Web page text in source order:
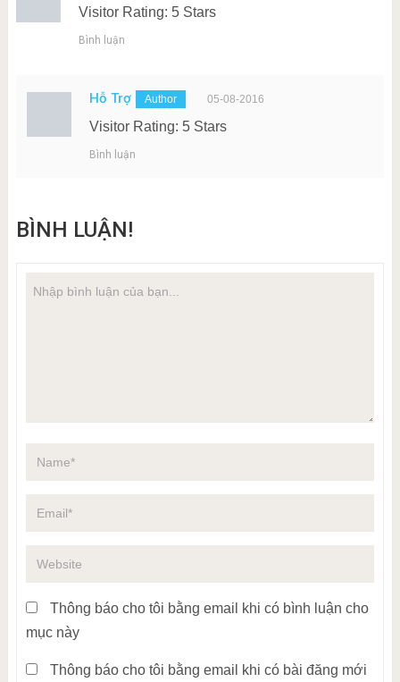
Visitor Rating: 5 Stars
Bình luận
Hỗ Trợ 05-08-2016
Visitor Rating: 5 Stars
Bình luận
BÌNH LUẬN!
Thông báo cho tôi bằng email khi có bình luận cho
mục này
Thông báo cho tôi bằng email khi có bài đăng mới